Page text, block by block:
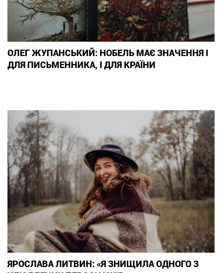
ОЛЕГ ЖУПАНСЬКИЙ: НОБЕЛЬ МАЄ ЗНАЧЕННЯ І
ДЛЯ ПИСЬМЕННИКА, І ДЛЯ КРАЇНИ
ЯРОСЛАВА ЛИТВИН: «Я ЗНИЩИЛА ОДНОГО З